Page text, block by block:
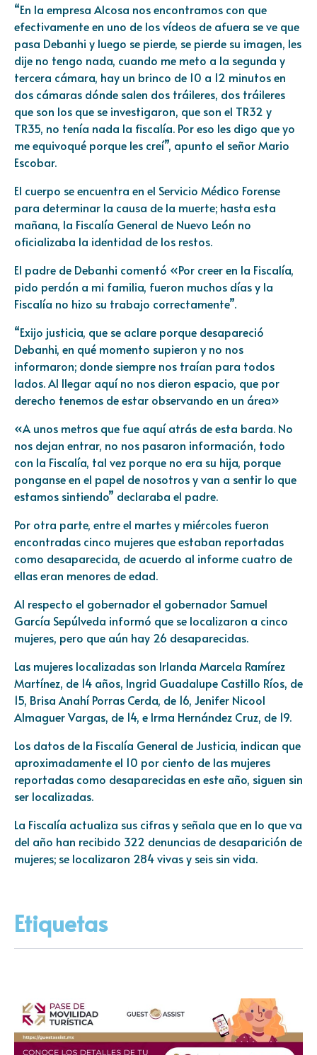
“En la empresa Alcosa nos encontramos con que
efectivamente en uno de los vídeos de afuera se ve que
pasa Debanhi y luego se pierde, se pierde su imagen, les
dije no tengo nada, cuando me meto a la segunda y
tercera cámara, hay un brinco de 10 a 12 minutos en
dos cámaras dónde salen dos tráileres, dos tráileres
que son los que se investigaron, que son el TR32 y
TR35, no tenía nada la fiscalía. Por eso les digo que yo
me equivoqué porque les creí”, apunto el señor Mario
Escobar.
El cuerpo se encuentra en el Servicio Médico Forense
para determinar la causa de la muerte; hasta esta
mañana, la Fiscalía General de Nuevo León no
oficializaba la identidad de los restos.
El padre de Debanhi comentó «Por creer en la Fiscalía,
pido perdón a mi familia, fueron muchos días y la
Fiscalía no hizo su trabajo correctamente”.
“Exijo justicia, que se aclare porque desapareció
Debanhi, en qué momento supieron y no nos
informaron; donde siempre nos traían para todos
lados. Al llegar aquí no nos dieron espacio, que por
derecho tenemos de estar observando en un área»
«A unos metros que fue aquí atrás de esta barda. No
nos dejan entrar, no nos pasaron información, todo
con la Fiscalía, tal vez porque no era su hija, porque
ponganse en el papel de nosotros y van a sentir lo que
estamos sintiendo” declaraba el padre.
Por otra parte, entre el martes y miércoles fueron
encontradas cinco mujeres que estaban reportadas
como desaparecida, de acuerdo al informe cuatro de
ellas eran menores de edad.
Al respecto el gobernador el gobernador Samuel
García Sepúlveda informó que se localizaron a cinco
mujeres, pero que aún hay 26 desaparecidas.
Las mujeres localizadas son Irlanda Marcela Ramírez
Martínez, de 14 años, Ingrid Guadalupe Castillo Ríos, de
15, Brisa Anahí Porras Cerda, de 16, Jenifer Nicool
Almaguer Vargas, de 14, e Irma Hernández Cruz, de 19.
Los datos de la Fiscalía General de Justicia, indican que
aproximadamente el 10 por ciento de las mujeres
reportadas como desaparecidas en este año, siguen sin
ser localizadas.
La Fiscalía actualiza sus cifras y señala que en lo que va
del año han recibido 322 denuncias de desaparición de
mujeres; se localizaron 284 vivas y seis sin vida.
Etiquetas